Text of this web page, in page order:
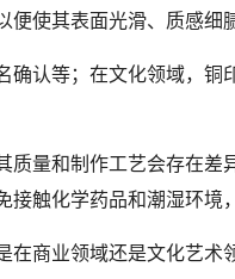
使其表面光滑、质感细
等；在文化领域，铜
量和制作工艺会存在
触化学药品和潮湿环境
业领域还是文化艺术